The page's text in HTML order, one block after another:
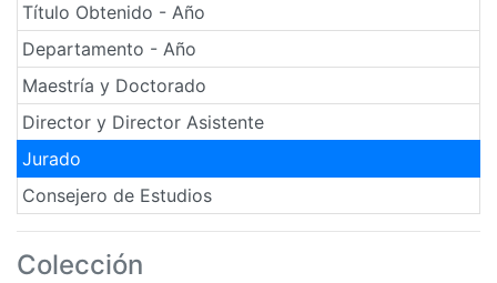
Título Obtenido - Año
Departamento - Año
Maestría y Doctorado
Director y Director Asistente
Jurado
Consejero de Estudios
Colección